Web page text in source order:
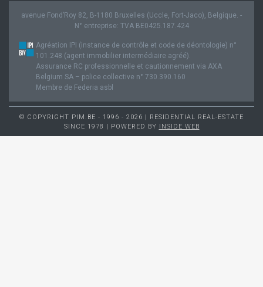
avenue Fond’Roy 82, B-1180 Bruxelles (Uccle, Fort-Jaco), Belgique. -
N° entreprise: TVA BE0425.187.424
Agréation IPI (instance de contrôle et code de déontologie) n°
101.248 (agent immobilier intermédiaire agréé).
Assurance RC professionnelle et cautionnement via AXA
Belgium SA – police collective n° 730.390.160
Membre de Federia asbl
© COPYRIGHT PIM.BE - 1996 - 2026 | RESIDENTIAL REAL-ESTATE
SINCE 1978 | POWERED BY INSIDE WEB